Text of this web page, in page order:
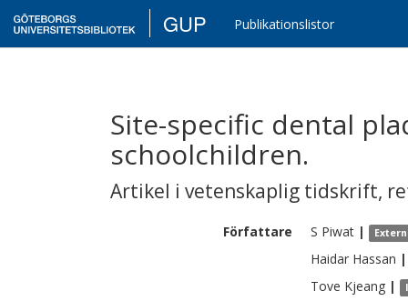
GUP Publikationslistor
Site-specific dental
schoolchildren.
Artikel i vetenskaplig tidskrift,
Författare S Piwat | Extern
Haidar Hassan |
Tove Kjeang |